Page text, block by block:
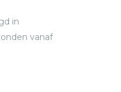
in
vanaf